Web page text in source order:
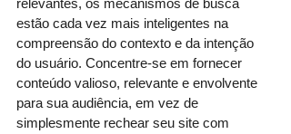
relevantes, os mecanismos de busca
estão cada vez mais inteligentes na
compreensão do contexto e da intenção
do usuário. Concentre-se em fornecer
conteúdo valioso, relevante e envolvente
para sua audiência, em vez de
simplesmente rechear seu site com